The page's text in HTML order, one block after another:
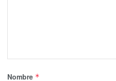
Nombre *